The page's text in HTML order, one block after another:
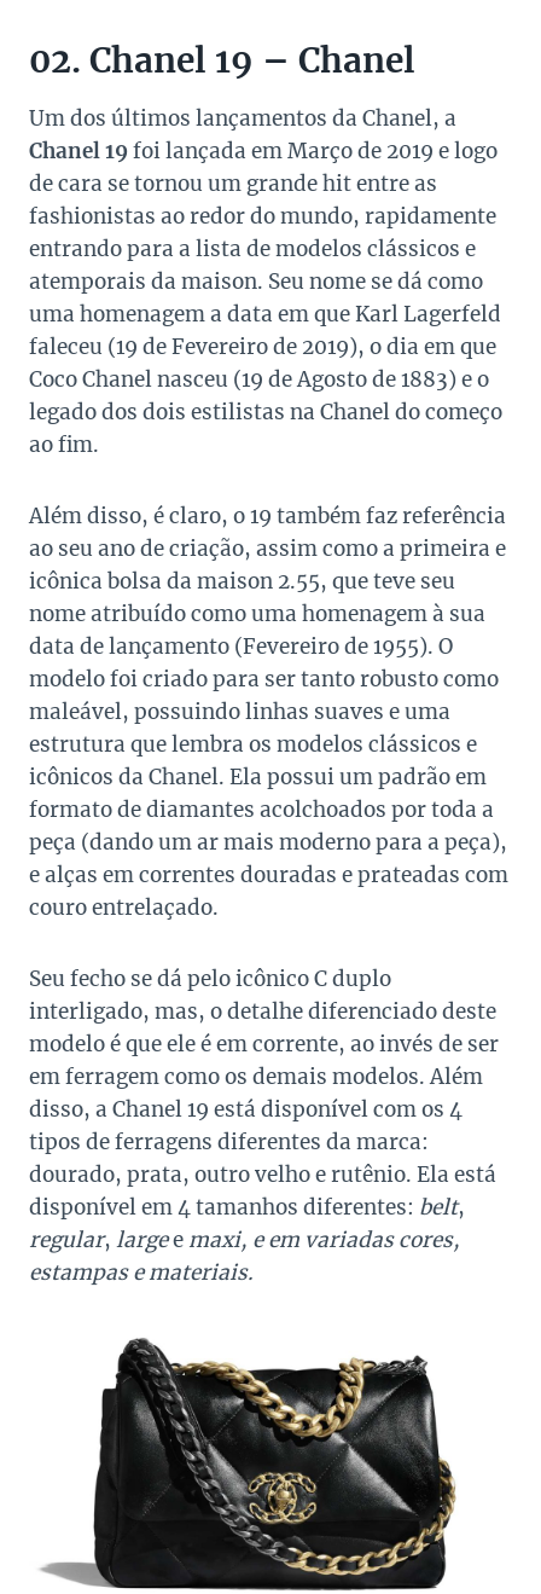
02. Chanel 19 – Chanel
Um dos últimos lançamentos da Chanel, a
Chanel 19foi lançada em Março de 2019 e logo
de cara se tornou um grande hit entre as
fashionistas ao redor do mundo, rapidamente
entrando para a lista de modelos clássicos e
atemporais da maison. Seu nome se dá como
uma homenagem a data em que Karl Lagerfeld
faleceu (19 de Fevereiro de 2019), o dia em que
Coco Chanel nasceu (19 de Agosto de 1883) e o
legado dos dois estilistas na Chanel do começo
ao fim.
Além disso, é claro, o 19 também faz referência
ao seu ano de criação, assim como a primeira e
icônica bolsa da maison 2.55, que teve seu
nome atribuído como uma homenagem à sua
data de lançamento (Fevereiro de 1955). O
modelo foi criado para ser tanto robusto como
maleável, possuindo linhas suaves e uma
estrutura que lembra os modelos clássicos e
icônicos da Chanel. Ela possui um padrão em
formato de diamantes acolchoados por toda a
peça (dando um ar mais moderno para a peça),
e alças em correntes douradas e prateadas com
couro entrelaçado.
Seu fecho se dá pelo icônico C duplo
interligado, mas, o detalhe diferenciado deste
modelo é que ele é em corrente, ao invés de ser
em ferragem como os demais modelos. Além
disso, a Chanel 19 está disponível com os 4
tipos de ferragens diferentes da marca:
dourado, prata, outro velho e rutênio. Ela está
disponível em 4 tamanhos diferentes: belt,
regular, largeemaxi, e em variadas cores,
estampas e materiais.